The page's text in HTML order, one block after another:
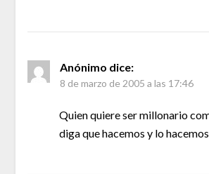
Anónimo dice:
8 de marzo de 2005 a las 17:46
Quien quiere ser millonario
diga que hacemos y lo